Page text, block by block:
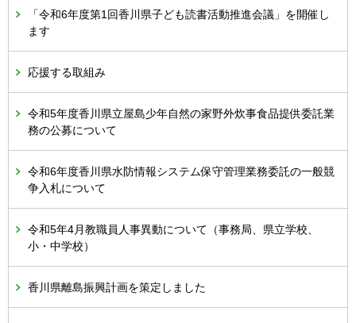
「令和6年度第1回香川県子ども読書活動推進会議」を開催し
ます
応援する取組み
令和5年度香川県立屋島少年自然の家野外炊事食品提供委託業
務の公募について
令和6年度香川県水防情報システム保守管理業務委託の一般競
争入札について
令和5年4月教職員人事異動について（事務局、県立学校、
小・中学校）
香川県離島振興計画を策定しました